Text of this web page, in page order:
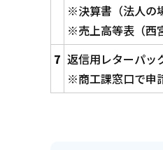
※決算書（法人の
※売上高等表（西
7 返信用レターパッ
※商工課窓口で申